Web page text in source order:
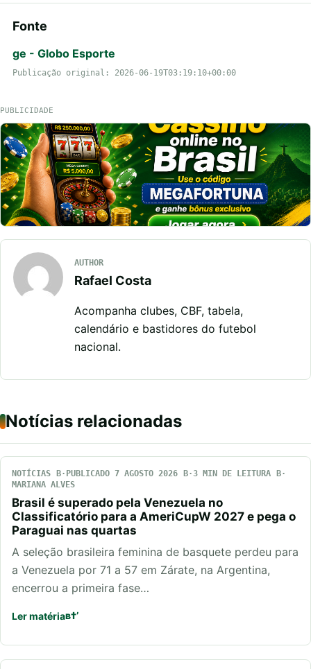
Fonte
ge - Globo Esporte
Publicação original: 2026-06-19T03:19:10+00:00
PUBLICIDADE
AUTHOR
Rafael Costa
Acompanha clubes, CBF, tabela,
calendário e bastidores do futebol
nacional.
Notícias relacionadas
NOTÍCIAS PUBLICADO 7 AGOSTO 2026
3 MIN DE LEITURA
MARIANA ALVES
Brasil é superado pela Venezuela no
Classificatório para a AmeriCupW 2027 e pega o
Paraguai nas quartas
A seleção brasileira feminina de basquete perdeu para
a Venezuela por 71 a 57 em Zárate, na Argentina,
encerrou a primeira fase…
Ler matéria